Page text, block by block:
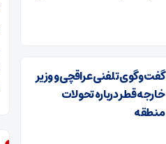
گفت وگوی تلفنی عراقچی و وزیر
خارجه قطر درباره تحولات
منطقه